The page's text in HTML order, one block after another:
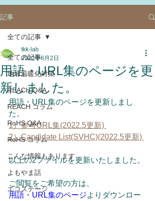
記事
全ての記事
地球温暖化対策
REACH Q&A
REACH コラム
RoHS Q&A
RoHS コラム
こんな情報もあります
よもやま話
エコステージ
全ての記事
用語・URL集のページを更
新しました。
tkk-lab
2022年6月2日
用語・URL集のページを更新しまし
た。
1）参考URL集(2022.5更新)
2）Candidate List(SVHC)(2022.5更新)
以上の2ファイルを更新いたしました。
ご閲覧をご希望の方は、
用語・URL集のページよりダウンロー